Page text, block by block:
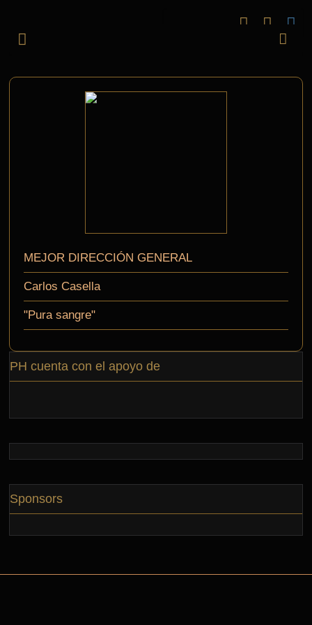
MEJOR DIRECCIÓN GENERAL
Carlos Casella
"Pura sangre"
PH cuenta con el apoyo de
Sponsors